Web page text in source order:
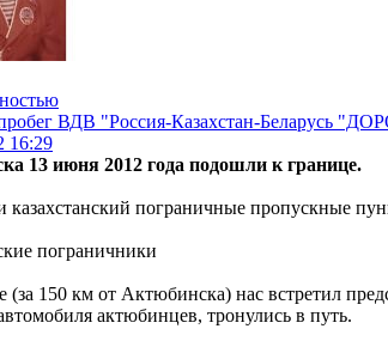
ВДВ "Россия-Казахстан-
16:29
13 июня 2012 года подошли к границе.
казахстанский пограничные пропускные
пограничники
150 км от Актюбинска) нас встретил
актюбинцев, тронулись в путь.